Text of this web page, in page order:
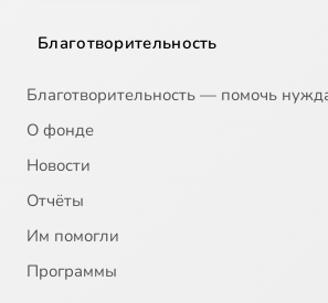
Благотворительность
Благотворительность — помочь
О фонде
Новости
Отчёты
Им помогли
Программы